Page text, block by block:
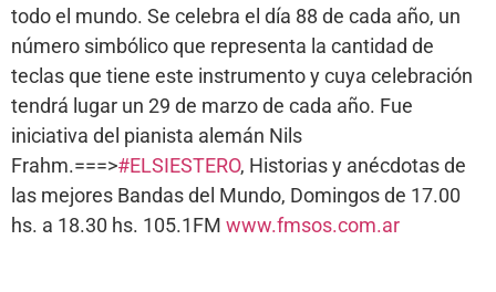
todo el mundo. Se celebra el día 88 de cada año, un
número simbólico que representa la cantidad de
teclas que tiene este instrumento y cuya celebración
tendrá lugar un 29 de marzo de cada año. Fue
iniciativa del pianista alemán Nils
Frahm.===>#ELSIESTERO, Historias y anécdotas de
las mejores Bandas del Mundo, Domingos de 17.00
hs. a 18.30 hs. 105.1FM www.fmsos.com.ar